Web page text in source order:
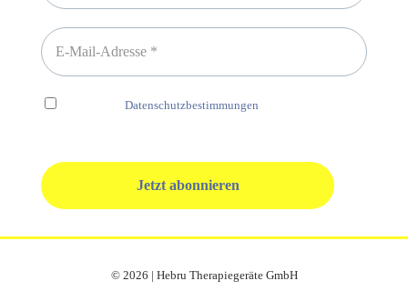
Datenschutzbestimmungen
© 2026 | Hebru Therapiegeräte GmbH